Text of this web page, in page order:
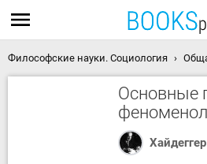
Философские науки. Социология
Основные